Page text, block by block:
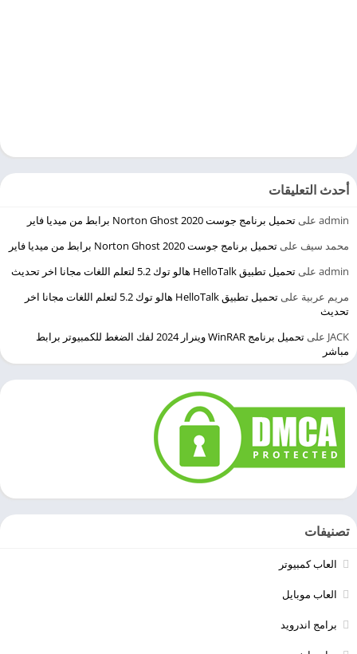
أحدث التعليقات
admin على تحميل برنامج جوست 2020 Norton Ghost برابط من ميديا فاير
محمد سيف على تحميل برنامج جوست 2020 Norton Ghost برابط من ميديا فاير
admin على تحميل تطبيق HelloTalk هالو توك 5.2 لتعلم اللغات مجانا اخر تحديث
مريم عربية على
تحميل تطبيق HelloTalk هالو توك 5.2 لتعلم اللغات مجانا اخر
تحديث
JACK على
تحميل برنامج WinRAR وينرار 2024 لفك الضغط للكمبيوتر برابط
مباشر
تصنيفات
العاب كمبيوتر
العاب موبايل
برامج اندرويد